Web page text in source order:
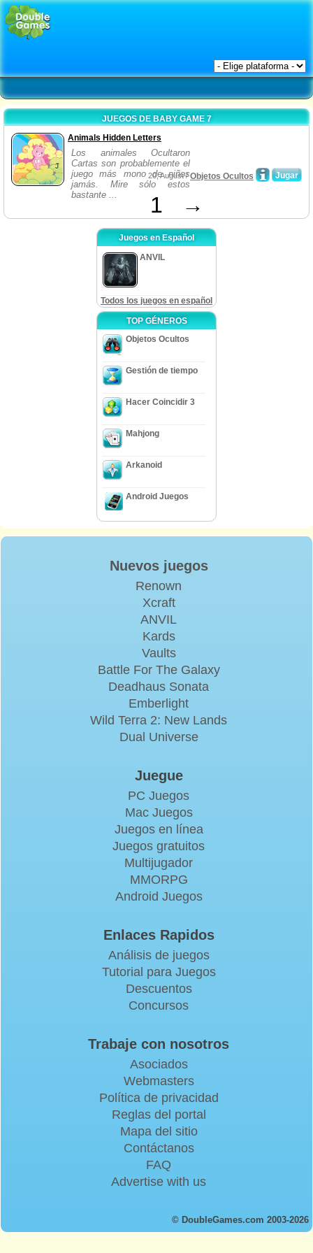
JUEGOS DE BABY GAME 7
Animals Hidden Letters
Los animales Ocultaron
Cartas son probablemente el
juego más mono de niños
jamás. Mire sólo estos
bastante ...
Jugar
20, August /Objetos Ocultos
1 →
Juegos en Español
ANVIL
Todos los juegos en español
TOP GÉNEROS
Objetos Ocultos
Gestión de tiempo
Hacer Coincidir 3
Mahjong
Arkanoid
Android Juegos
Nuevos juegos
Renown
Xcraft
ANVIL
Kards
Vaults
Battle For The Galaxy
Deadhaus Sonata
Emberlight
Wild Terra 2: New Lands
Dual Universe
Juegue
PC Juegos
Mac Juegos
Juegos en línea
Juegos gratuitos
Multijugador
MMORPG
Android Juegos
Enlaces Rapidos
Análisis de juegos
Tutorial para Juegos
Descuentos
Concursos
Trabaje con nosotros
Asociados
Webmasters
Política de privacidad
Reglas del portal
Mapa del sitio
Contáctanos
FAQ
Advertise with us
© DoubleGames.com 2003-2026